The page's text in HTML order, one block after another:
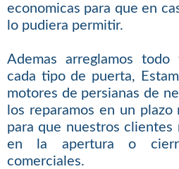
economicas para que en
lo pudiera permitir.
Ademas arreglamos
cada tipo de puerta,
motores de persianas de
los reparamos en un
para que nuestros clientes
en la apertura o
comerciales.